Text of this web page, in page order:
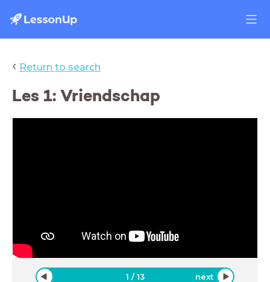
‹ Return to search
Les 1: Vriendschap
1 /13 next